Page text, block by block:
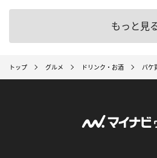
もっと見
トップ グルメ ドリンク・お酒 パケ